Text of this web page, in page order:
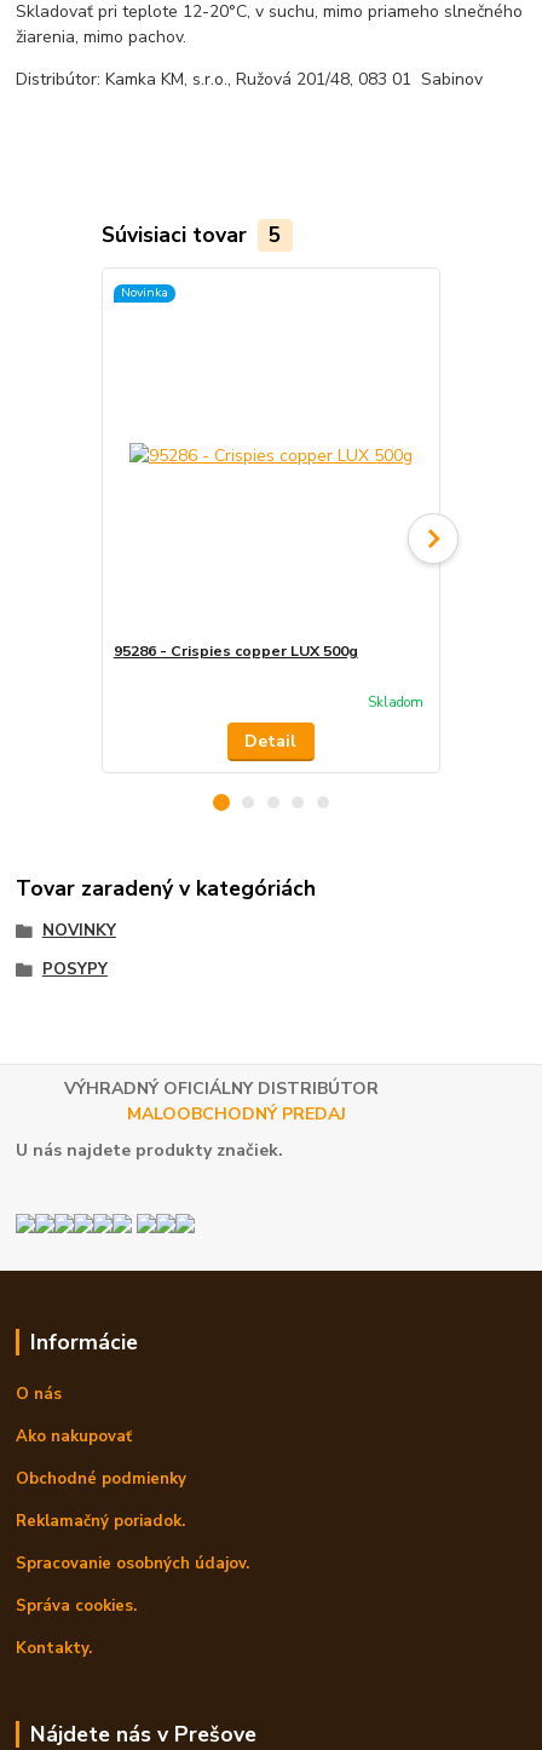
Skladovať pri teplote 12-20°C, v suchu, mimo priameho slnečného
žiarenia, mimo pachov.
Distribútor: Kamka KM, s.r.o., Ružová 201/48, 083 01 Sabinov
Súvisiaci tovar 5
Novinka
95286 - Crispies copper LUX 500g
Skladom
Detail
Tovar zaradený v kategóriách
NOVINKY
POSYPY
VÝHRADNÝ OFICIÁLNY DISTRIBÚTOR
MALOOBCHODNÝ PREDAJ
U nás najdete produkty značiek.
Informácie
O nás
Ako nakupovať
Obchodné podmienky
Reklamačný poriadok.
Spracovanie osobných údajov.
Správa cookies.
Kontakty.
Nájdete nás v Prešove